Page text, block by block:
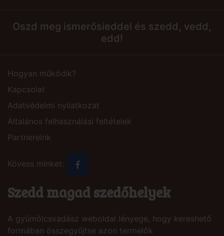
Oszd meg ismerősieddel és szedd, vedd,
edd!
Hogyan működik?
Kapcsolat
Adatvédelmi nyilatkozat
Általános felhasználási feltételek
Partnereink
Kövess minket:
Szedd magad szedőhelyek
A gyümölcsvadász weboldal lényege, hogy kereshető
formában összegyűjtse azon termelők